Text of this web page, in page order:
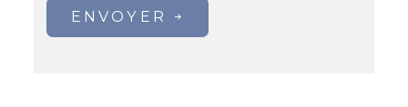
ENVOYER